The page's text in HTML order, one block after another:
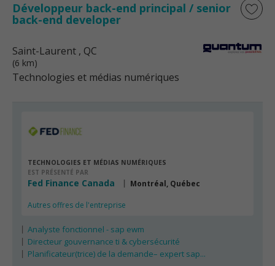
Développeur back-end principal / senior
back-end developer
Saint-Laurent , QC
(6 km)
Technologies et médias numériques
TECHNOLOGIES ET MÉDIAS NUMÉRIQUES
EST PRÉSENTÉ PAR
Fed Finance Canada Montréal, Québec
Autres offres de l'entreprise
Analyste fonctionnel - sap ewm
Directeur gouvernance ti & cybersécurité
Planificateur(trice) de la demande– expert sap...